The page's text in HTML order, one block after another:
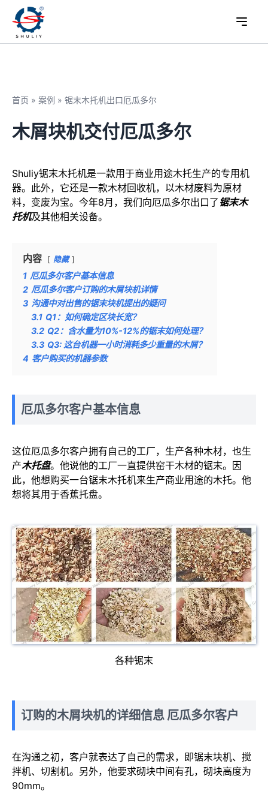
首页 » 案例 » 锯末木托机出口厄瓜多尔
木屑块机交付厄瓜多尔
Shuliy锯末木托机是一款用于商业用途木托生产的专用机
器。此外，它还是一款木材回收机，以木材废料为原材
料，变废为宝。今年8月，我们向厄瓜多尔出口了 锯末木
托机及其他相关设备。
内容 隐藏
1 厄瓜多尔客户基本信息
2 厄瓜多尔客户订购的木屑块机详情
3 沟通中对出售的锯末块机提出的疑问
3.1 Q1：如何确定区块长宽？
3.2 Q2：含水量为10%-12%的锯末如何处理？
3.3 Q3: 这台机器一小时消耗多少重量的木屑？
4 客户购买的机器参数
厄瓜多尔客户基本信息
这位厄瓜多尔客户拥有自己的工厂，生产各种木材，也生
产木托盘。他说他的工厂一直提供窑干木材的锯末。因
此，他想购买一台锯末木托机来生产商业用途的木托。他
想将其用于香蕉托盘。
各种锯末
订购的木屑块机的详细信息 厄瓜多尔客户
在沟通之初，客户就表达了自己的需求，即锯末块机、搅
拌机、切割机。另外，他要求砌块中间有孔，砌块高度为
90mm。